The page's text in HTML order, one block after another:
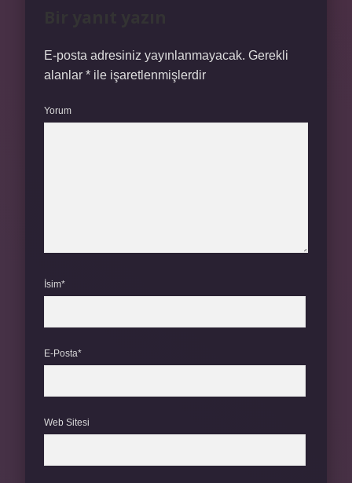
E-posta adresiniz yayınlanmayacak. Gerekli
alanlar * ile işaretlenmişlerdir
Yorum
İsim*
E-Posta*
Web Sitesi